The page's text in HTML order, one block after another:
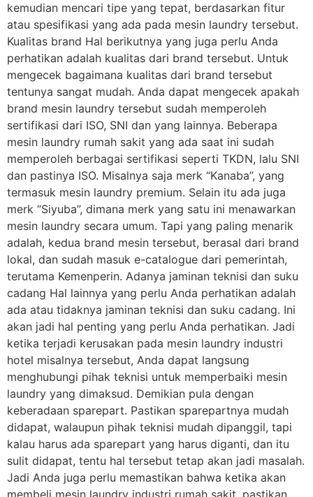
kemudian mencari tipe yang tepat, berdasarkan fitur
atau spesifikasi yang ada pada mesin laundry tersebut.
Kualitas brand Hal berikutnya yang juga perlu Anda
perhatikan adalah kualitas dari brand tersebut. Untuk
mengecek bagaimana kualitas dari brand tersebut
tentunya sangat mudah. Anda dapat mengecek apakah
brand mesin laundry tersebut sudah memperoleh
sertifikasi dari ISO, SNI dan yang lainnya. Beberapa
mesin laundry rumah sakit yang ada saat ini sudah
memperoleh berbagai sertifikasi seperti TKDN, lalu SNI
dan pastinya ISO. Misalnya saja merk “Kanaba”, yang
termasuk mesin laundry premium. Selain itu ada juga
merk “Siyuba”, dimana merk yang satu ini menawarkan
mesin laundry secara umum. Tapi yang paling menarik
adalah, kedua brand mesin tersebut, berasal dari brand
lokal, dan sudah masuk e-catalogue dari pemerintah,
terutama Kemenperin. Adanya jaminan teknisi dan suku
cadang Hal lainnya yang perlu Anda perhatikan adalah
ada atau tidaknya jaminan teknisi dan suku cadang. Ini
akan jadi hal penting yang perlu Anda perhatikan. Jadi
ketika terjadi kerusakan pada mesin laundry industri
hotel misalnya tersebut, Anda dapat langsung
menghubungi pihak teknisi untuk memperbaiki mesin
laundry yang dimaksud. Demikian pula dengan
keberadaan sparepart. Pastikan sparepartnya mudah
didapat, walaupun pihak teknisi mudah dipanggil, tapi
kalau harus ada sparepart yang harus diganti, dan itu
sulit didapat, tentu hal tersebut tetap akan jadi masalah.
Jadi Anda juga perlu memastikan bahwa ketika akan
membeli mesin laundry industri rumah sakit, pastikan